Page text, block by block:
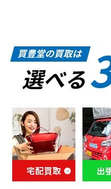
買豊堂の買取は
選べる
宅配買取 出